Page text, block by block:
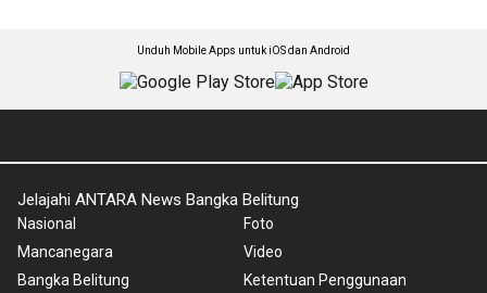
Unduh Mobile Apps untuk iOS dan Android
Jelajahi ANTARA News Bangka Belitung
Nasional
Mancanegara
Bangka Belitung
Foto
Video
Ketentuan Penggunaan